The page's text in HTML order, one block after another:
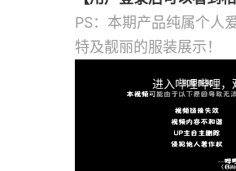
PS：本期产品纯属个人
特及靓丽的服装展示！